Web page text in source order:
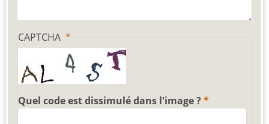
CAPTCHA
Quel code est dissimulé dans l'image ?